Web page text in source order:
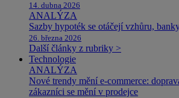
14. dubna 2026
ANALÝZA
Sazby hypoték se otáčejí vzhůru,
26. března 2026
Další články z rubriky >
Technologie
ANALÝZA
Nové trendy mění e-commerce:
zákazníci se mění v prodejce